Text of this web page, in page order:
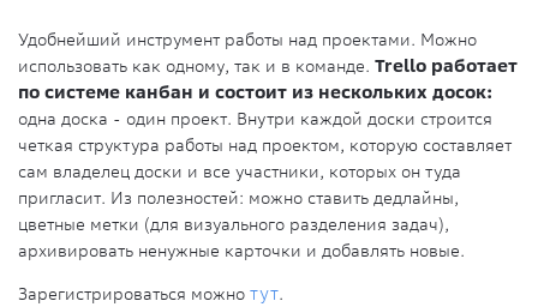
Удобнейший инструмент работы над проектами. Можно
использовать как одному, так и в команде. Trello работает
по системе канбан и состоит из нескольких досок:
одна доска - один проект. Внутри каждой доски строится
четкая структура работы над проектом, которую составляет
сам владелец доски и все участники, которых он туда
пригласит. Из полезностей: можно ставить дедлайны,
цветные метки (для визуального разделения задач),
архивировать ненужные карточки и добавлять новые.
Зарегистрироваться можно тут.